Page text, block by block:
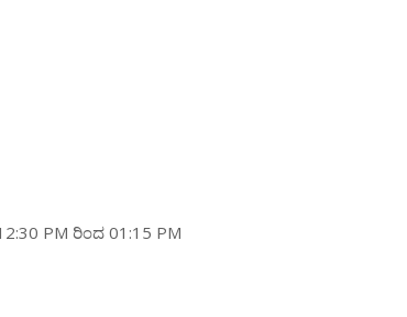
PM ರಿಂದ 01:15 PM